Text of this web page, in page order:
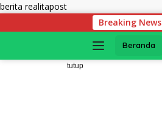
berita realitapostLangsung
konten
Breaking News
Beranda
tutup